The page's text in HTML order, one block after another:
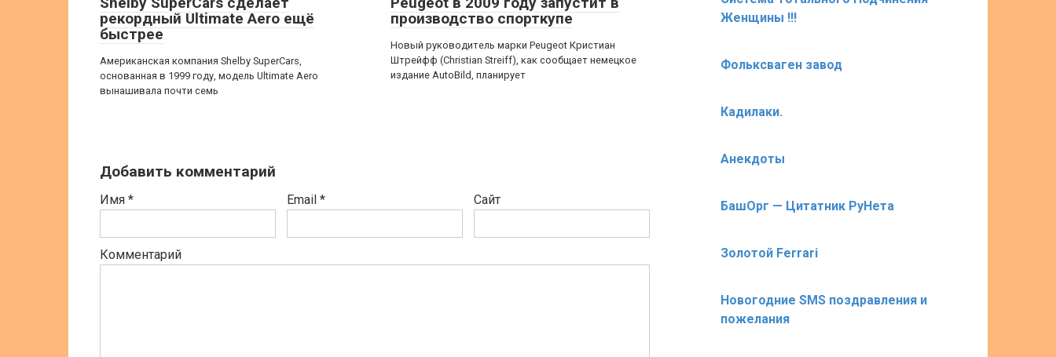
рекордный Ultimate Aero ещё
быстрее
Американская компания Shelby SuperCars,
основанная в 1999 году, модель Ultimate Aero
вынашивала почти семь
производство спорткупе
Новый руководитель марки Peugeot Кристиан
Штрейфф (Christian Streiff), как сообщает немецкое
издание AutoBild, планирует
Добавить комментарий
Имя * Email * Сайт
Комментарий
Женщины !!!
Фольксваген завод
Кадилаки.
Анекдоты
БашОрг — Цитатник РуНета
Золотой Ferrari
Новогодние SMS поздравления и
пожелания